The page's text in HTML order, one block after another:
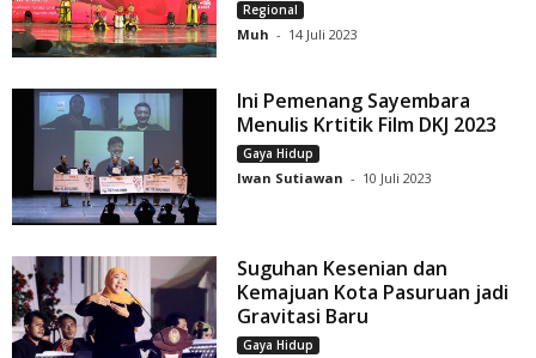
Regional
Muh - 14 Juli 2023
Ini Pemenang Sayembara
Menulis Krtitik Film DKJ 2023
Gaya Hidup
Iwan Sutiawan - 10 Juli 2023
Suguhan Kesenian dan
Kemajuan Kota Pasuruan jadi
Gravitasi Baru
Gaya Hidup